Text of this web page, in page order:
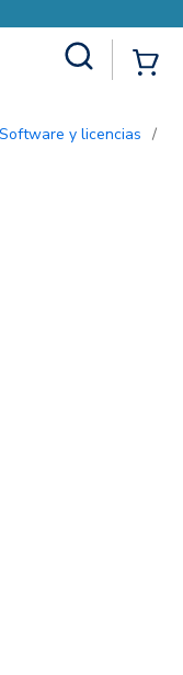
Software y licencias /